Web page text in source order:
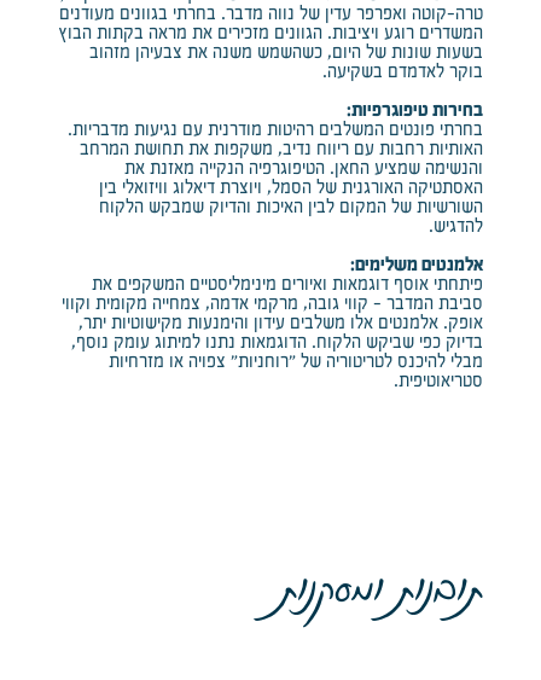
טרה-קוטה ואפרפר עדין של נווה מדבר. בחרתי בגוונים מעודנים
המשדרים רוגע ויציבות. הגוונים מזכירים את מראה בקתות הבוץ
בשעות שונות של היום, כשהשמש משנה את צבעיהן מזהוב
בוקר לאדמדם בשקיעה.
בחירות טיפוגרפיות:
בחרתי פונטים המשלבים רהיטות מודרנית עם נגיעות מדבריות.
האותיות רחבות עם ריווח נדיב, משקפות את תחושת המרחב
והנשימה שמציע החאן. הטיפוגרפיה הנקייה מאזנת את
האסתטיקה האורגנית של הסמל, ויוצרת דיאלוג וויזואלי בין
השורשיות של המקום לבין האיכות והדיוק שמבקש הלקוח
להדגיש.
אלמנטים משלימים:
פיתחתי אוסף דוגמאות ואיורים מינימליסטיים המשקפים את
סביבת המדבר - קווי גובה, מרקמי אדמה, צמחייה מקומית וקווי
אופק. אלמנטים אלו משלבים עידון והימנעות מקישוטיות יתר,
בדיוק כפי שביקש הלקוח. הדוגמאות נתנו למיתוג עומק נוסף,
מבלי להיכנס לטריטוריה של "רוחניות" צפויה או מזרחיות
סטריאוטיפית.
תובנות ומסקנות